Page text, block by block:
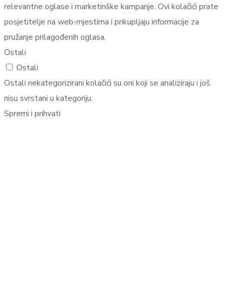
relevantne oglase i marketinške kampanje. Ovi kolačići prate
posjetitelje na web-mjestima i prikupljaju informacije za
pružanje prilagođenih oglasa.
Ostali
Ostali
Ostali nekategorizirani kolačići su oni koji se analiziraju i još
nisu svrstani u kategoriju.
Spremi i prihvati